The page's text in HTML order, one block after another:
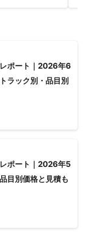
ポート｜2026年6
ラック別・品目別
ポート｜2026年5
目別価格と見積も